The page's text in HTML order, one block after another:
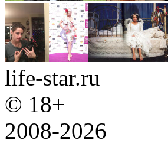
life-star.ru
© 18+
2008-2026